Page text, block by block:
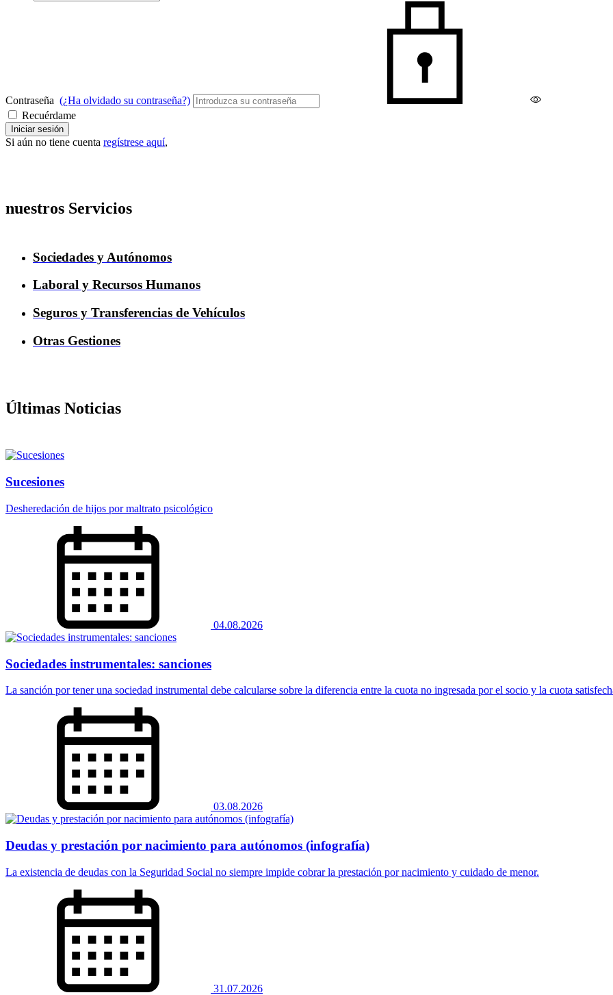
Contraseña (¿Ha olvidado su contraseña?)
Recuérdame
Iniciar sesión
Si aún no tiene cuenta regístrese aquí,
nuestros Servicios
Sociedades y Autónomos
Laboral y Recursos Humanos
Seguros y Transferencias de Vehículos
Otras Gestiones
Últimas Noticias
Sucesiones
Desheredación de hijos por maltrato psicológico
04.08.2026
Sociedades instrumentales: sanciones
La sanción por tener una sociedad instrumental debe calcularse sobre la diferencia entre la cuota no ingresada por el socio y la cuota
03.08.2026
Deudas y prestación por nacimiento para autónomos (infografía)
La existencia de deudas con la Seguridad Social no siempre impide cobrar la prestación por nacimiento y cuidado de menor.
31.07.2026